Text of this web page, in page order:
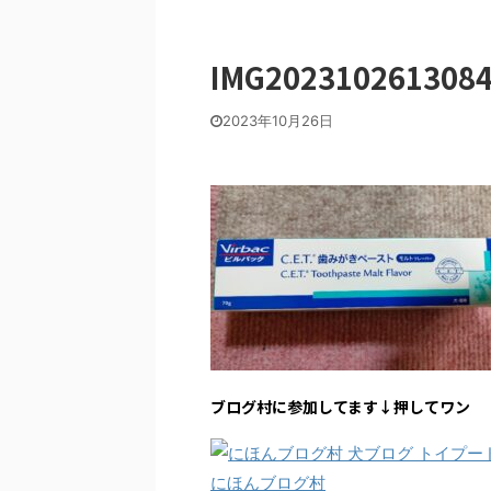
2023年10月26日
ブログ村に参加してます↓押してワン
にほんブログ村